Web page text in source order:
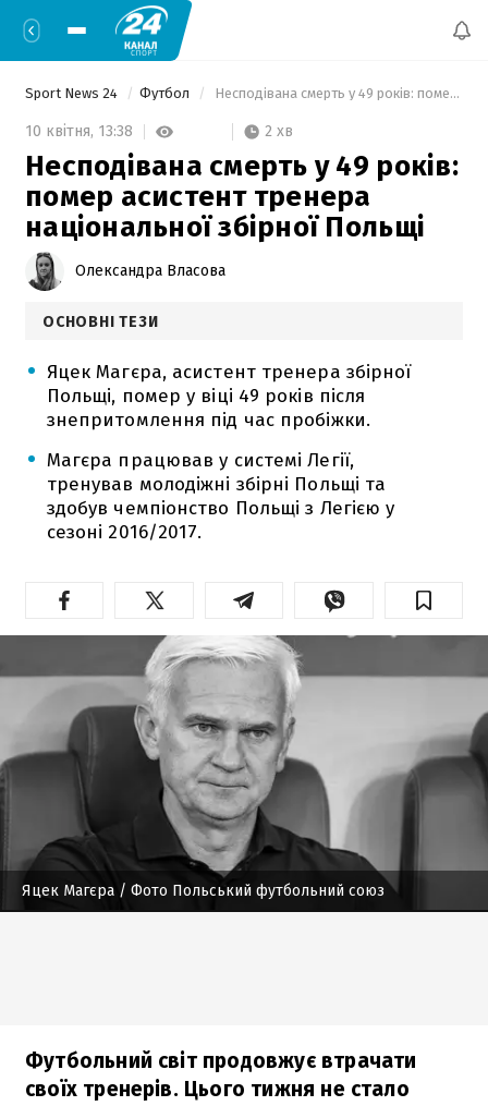
Sport News 24 Футбол Несподівана смерть у 49 років: помер асистент тренера національної збірної Польщі
10 квітня, 13:38 2 хв
Несподівана смерть у 49 років:
помер асистент тренера
національної збірної Польщі
Олександра Власова
ОСНОВНІ ТЕЗИ
Яцек Магєра, асистент тренера збірної
Польщі, помер у віці 49 років після
знепритомлення під час пробіжки.
Магєра працював у системі Легії,
тренував молодіжні збірні Польщі та
здобув чемпіонство Польщі з Легією у
сезоні 2016/2017.
Яцек Магєра / Фото Польський футбольний союз
Футбольний світ продовжує втрачати
своїх тренерів. Цього тижня не стало